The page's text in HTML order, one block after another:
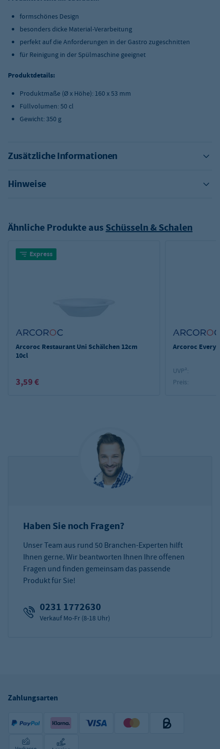
formschönes Design
besonders dicke Material-Verarbeitung
perfekt auf die Anforderungen in der Gastro zugeschnitten
für Reinigung in der Spülmaschine geeignet
Produktdetails:
Produktmaße (Ø x Höhe): 160 x 53 mm
Füllvolumen: 50 cl
Gewicht: 350 g
Zusätzliche Informationen
Hinweise
Ähnliche Produkte aus Schüsseln & Schalen
Express
Arcoroc Restaurant Uni Schälchen 12cm
10cl
3,59 €
Arcoroc
UVP²:
Preis:
Haben Sie noch Fragen?
Unser Team aus rund 50 Branchen-Experten hilft
Ihnen gerne. Wir beantworten Ihnen Ihre offenen
Fragen und finden gemeinsam das passende
Produkt für Sie!
0231 1772630
Verkauf Mo-Fr (8-18 Uhr)
Zahlungsarten